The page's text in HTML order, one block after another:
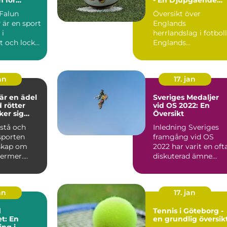
är en sport
i
och lockar
Översikt över
Englands
herrlandslag i fotboll
Englands
är stolt världskänd
en ädel
rötter
sig
och
om
ge en...
17. jan
Sveriges Medaljer
vid OS 2022: En
Översikt
Inledning Sveriges
framgång vid OS
2022 har varit en
diskuterad ämne
sportentusiaster
En
17. jan
Tennis i Göteborg -
en grundlig